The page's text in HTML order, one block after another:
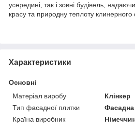
усередині, так і зовні будівель,
красу та природну теплоту клинерного
Характеристики
Основні
Матеріал виробу
Клінкер
Тип фасадної плитки
Фасадна
Країна виробник